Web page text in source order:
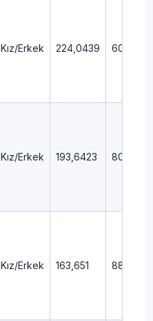
Kız/Erkek 224,0439 60,3
Kız/Erkek 193,6423 80,19
Kız/Erkek 163,651 88,51